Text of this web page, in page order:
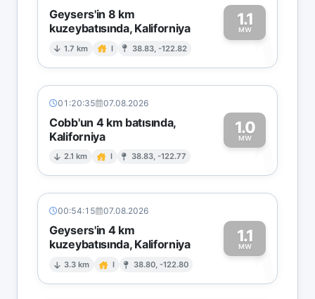
Geysers'in 8 km
kuzeybatısında, Kaliforniya
1.7 km I 38.83, -122.82
1.1
MW1
01:20:35 07.08.2026
Cobb'un 4 km batısında,
Kaliforniya
2.1 km I 38.83, -122.77
1.0
MW1
00:54:15 07.08.2026
Geysers'in 4 km
kuzeybatısında, Kaliforniya
3.3 km I 38.80, -122.80
1.1
MW1